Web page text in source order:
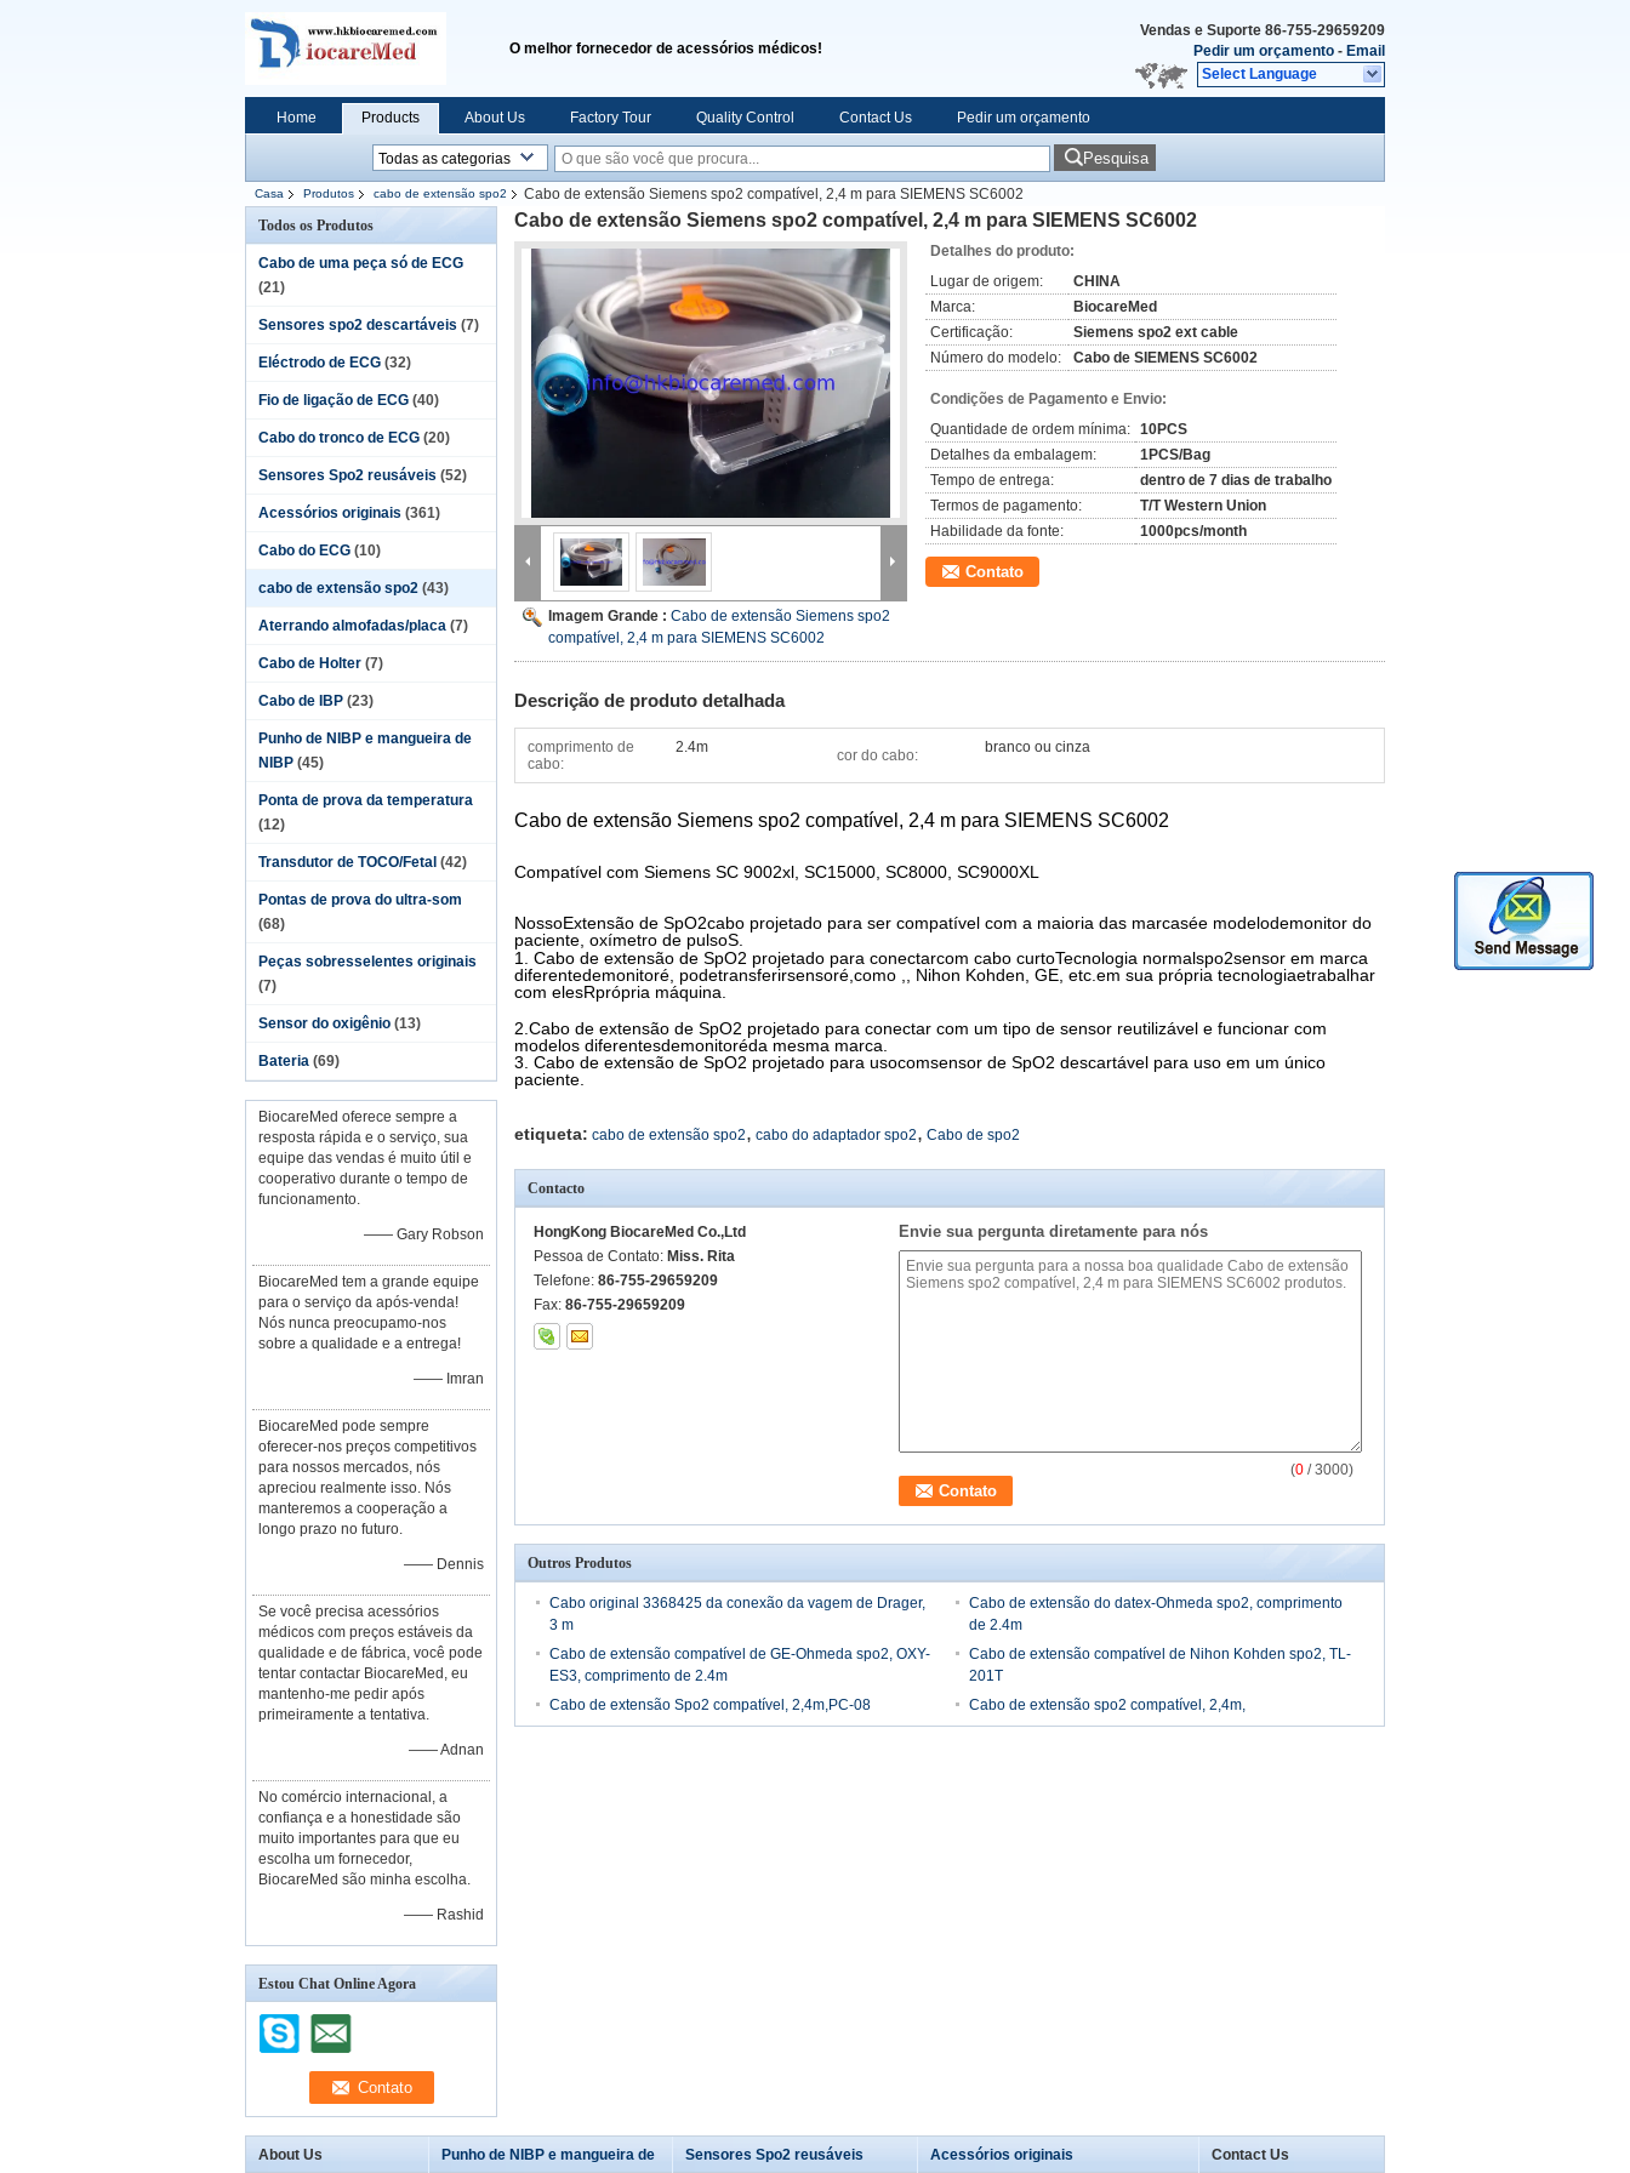
O melhor fornecedor de acessórios médicos!
Vendas e Suporte 86-755-29659209
Pedir um orçamento - Email
Select Language
Home Products About Us Factory Tour Quality Control Contact Us Pedir um orçamento
Pesquisa
Casa Produtos cabo de extensão spo2
Cabo de extensão Siemens spo2 compatível, 2,4 m para SIEMENS SC6002
Todos os Produtos
Cabo de uma peça só de ECG
(21)
Sensores spo2 descartáveis (7)
Eléctrodo de ECG (32)
Fio de ligação de ECG (40)
Cabo do tronco de ECG (20)
Sensores Spo2 reusáveis (52)
Acessórios originais (361)
Cabo do ECG (10)
cabo de extensão spo2 (43)
Aterrando almofadas/placa (7)
Cabo de Holter (7)
Cabo de IBP (23)
Punho de NIBP e mangueira de
NIBP (45)
Ponta de prova da temperatura
(12)
Transdutor de TOCO/Fetal (42)
Pontas de prova do ultra-som
(68)
Peças sobresselentes originais
(7)
Sensor do oxigênio (13)
Bateria (69)
BiocareMed oferece sempre a
resposta rápida e o serviço, sua
equipe das vendas é muito útil e
cooperativo durante o tempo de
funcionamento.
—— Gary Robson
BiocareMed tem a grande equipe
para o serviço da após-venda!
Nós nunca preocupamo-nos
sobre a qualidade e a entrega!
—— Imran
BiocareMed pode sempre
oferecer-nos preços competitivos
para nossos mercados, nós
apreciou realmente isso. Nós
manteremos a cooperação a
longo prazo no futuro.
—— Dennis
Se você precisa acessórios
médicos com preços estáveis da
qualidade e de fábrica, você pode
tentar contactar BiocareMed, eu
mantenho-me pedir após
primeiramente a tentativa.
—— Adnan
No comércio internacional, a
confiança e a honestidade são
muito importantes para que eu
escolha um fornecedor,
BiocareMed são minha escolha.
—— Rashid
Estou Chat Online Agora
Cabo de extensão Siemens spo2 compatível, 2,4 m para SIEMENS SC6002
Imagem Grande : Cabo de extensão Siemens spo2
compatível, 2,4 m para SIEMENS SC6002
Detalhes do produto:
Lugar de origem:
CHINA
Marca:
BiocareMed
Certificação:
Siemens spo2 ext cable
Número do modelo:
Cabo de SIEMENS SC6002
Condições de Pagamento e Envio:
Quantidade de ordem mínima: 10PCS
Detalhes da embalagem:
1PCS/Bag
Tempo de entrega:
dentro de 7 dias de trabalho
Termos de pagamento:
T/T Western Union
Habilidade da fonte:
1000pcs/month
Contato
Descrição de produto detalhada
comprimento de
cabo:
2.4m cor do cabo: branco ou cinza
Cabo de extensão Siemens spo2 compatível, 2,4 m para SIEMENS SC6002
Compatível com Siemens SC 9002xl, SC15000, SC8000, SC9000XL
NossoExtensão de SpO2cabo projetado para ser compatível com a maioria das marcasée modelodemonitor do
paciente, oxímetro de pulsoS.
1. Cabo de extensão de SpO2 projetado para conectarcom cabo curtoTecnologia normalspo2sensor em marca
diferentedemonitoré , podetransferirsensoré, como , , Nihon Kohden, GE, etc. em sua própria tecnologiaetrabalhar
com elesRprópria máquina.
2. Cabo de extensão de SpO2 projetado para conectar com um tipo de sensor reutilizável e funcionar com
modelos diferentesdemonitoréda mesma marca.
3. Cabo de extensão de SpO2 projetado para usocomsensor de SpO2 descartável para uso em um único
paciente
etiqueta: cabo de extensão spo2, cabo do adaptador spo2, Cabo de spo2
Contacto
HongKong BiocareMed Co.,Ltd
Pessoa de Contato: Miss. Rita
Telefone: 86-755-29659209
Fax: 86-755-29659209
Envie sua pergunta diretamente para nós
(0 / 3000)
Outros Produtos
Cabo original 3368425 da conexão da vagem de Drager,
3 m
Cabo de extensão do datex-Ohmeda spo2, comprimento
de 2.4m
Cabo de extensão compatível de GE-Ohmeda spo2, OXY-
ES3, comprimento de 2.4m
Cabo de extensão compatível de Nihon Kohden spo2, TL-
201T
Cabo de extensão Spo2 compatível, 2,4m,PC-08
Cabo de extensão spo2 compatível, 2,4m,
About Us Punho de NIBP e mangueira de Sensores Spo2 reusáveis Acessórios originais Contact Us